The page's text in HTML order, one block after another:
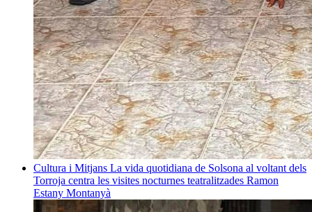
Cultura i Mitjans La vida quotidiana de Solsona al voltant dels
Torroja centra les visites nocturnes teatralitzades Ramon
Estany Montanyà